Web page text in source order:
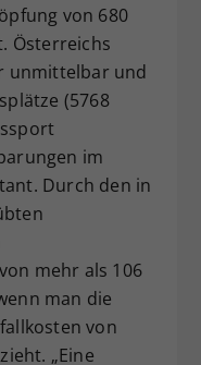
von 680
Österreichs
unmittelbar und
(5768
im
Durch den in
mehr als 106
man die
von
„Eine